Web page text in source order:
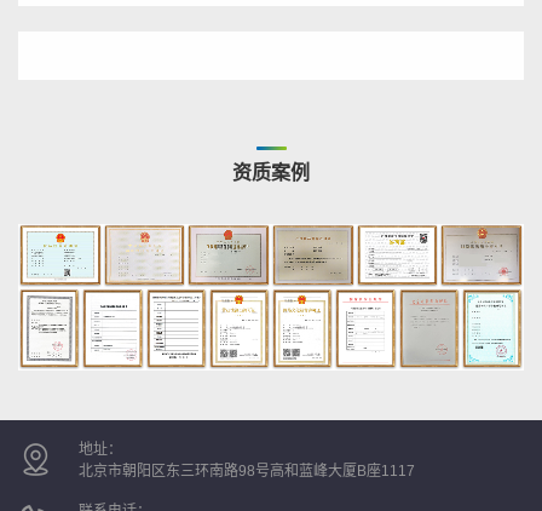
资质案例
地址：
北京市朝阳区东三环南路98号高和蓝峰大厦B座1117